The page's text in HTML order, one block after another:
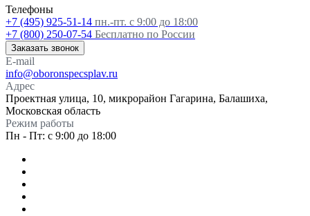
Телефоны
+7 (495) 925-51-14 пн.-пт. с 9:00 до 18:00
+7 (800) 250-07-54 Бесплатно по России
Заказать звонок
E-mail
info@oboronspecsplav.ru
Адрес
Проектная улица, 10, микрорайон Гагарина, Балашиха,
Московская область
Режим работы
Пн - Пт: с 9:00 до 18:00